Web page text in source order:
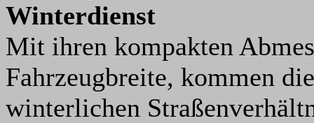
Winterdienst
Mit ihren kompakten
Fahrzeugbreite, kommen
winterlichen